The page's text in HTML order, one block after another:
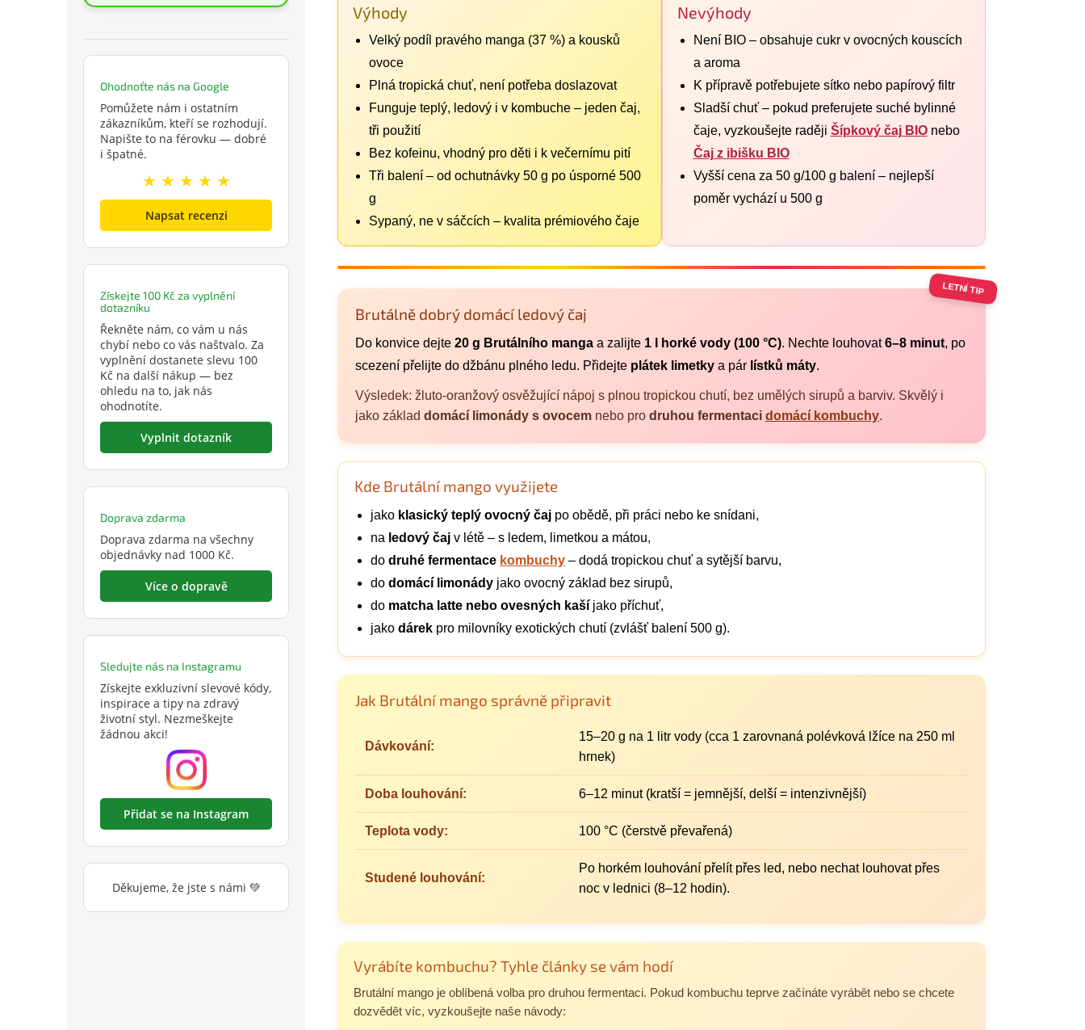
Ohodnoťte nás na Google
Pomůžete nám i ostatním
zákazníkům, kteří se rozhodují.
Napište to na férovku — dobré
i špatné.
★ ★ ★ ★ ★
Napsat recenzi
Získejte 100 Kč za vyplnění
dotazníku
Řekněte nám, co vám u nás
chybí nebo co vás naštvalo. Za
vyplnění dostanete slevu 100
Kč na další nákup — bez
ohledu na to, jak nás
ohodnotíte.
Vyplnit dotazník
Doprava zdarma
Doprava zdarma na všechny
objednávky nad 1000 Kč.
Více o dopravě
Sledujte nás na Instagramu
Získejte exkluzivní slevové kódy,
inspirace a tipy na zdravý
životní styl. Nezmeškejte
žádnou akci!
Přidat se na Instagram
Děkujeme, že jste s námi 💚
Výhody
Velký podíl pravého manga (37 %) a kousků
ovoce
Plná tropická chuť, není potřeba doslazovat
Funguje teplý, ledový i v kombuche – jeden čaj,
tři použití
Bez kofeinu, vhodný pro děti i k večernímu pití
Tři balení – od ochutnávky 50 g po úsporné 500
g
Sypaný, ne v sáčcích – kvalita prémiového čaje
Nevýhody
Není BIO – obsahuje cukr v ovocných kouscích
a aroma
K přípravě potřebujete sítko nebo papírový filtr
Sladší chuť – pokud preferujete suché bylinné
čaje, vyzkoušejte raději Šípkový čaj BIOnebo
Čaj z ibišku BIO
Vyšší cena za 50 g/100 g balení – nejlepší
poměr vychází u 500 g
LETNÍ TIP
Brutálně dobrý domácí ledový čaj
Do konvice dejte 20 g Brutálního manga a zalijte 1 l horké vody (100 °C). Nechte louhovat6–8 minut, po
scezení přelijte do džbánu plného ledu. Přidejte plátek limetky a pár lístků máty.
Výsledek: žluto-oranžový osvěžující nápoj s plnou tropickou chutí, bez umělých sirupů a barviv. Skvělý i
jako základ domácí limonády s ovocem nebo pro druhou fermentaci domácí kombuchy.
Kde Brutální mango využijete
jako klasický teplý ovocný čaj po obědě, při práci nebo ke snídani,
na ledový čaj v létě – s ledem, limetkou a mátou,
do druhé fermentace kombuchy – dodá tropickou chuť a sytější barvu,
do domácí limonády jako ovocný základ bez sirupů,
do matcha latte nebo ovesných kaší jako příchuť,
jako dárek pro milovníky exotických chutí (zvlášť balení 500 g).
Jak Brutální mango správně připravit
Dávkování:
15–20 g na 1 litr vody (cca 1 zarovnaná polévková lžíce na 250 ml
hrnek)
Doba louhování: 6–12 minut (kratší = jemnější, delší = intenzivnější)
Teplota vody: 100 °C (čerstvě převařená)
Studené louhování:
Po horkém louhování přelít přes led, nebo nechat louhovat přes
noc v lednici (8–12 hodin).
Vyrábíte kombuchu? Tyhle články se vám hodí
Brutální mango je oblíbená volba pro druhou fermentaci. Pokud kombuchu teprve začínáte vyrábět nebo se chcete
dozvědět víc, vyzkoušejte naše návody: